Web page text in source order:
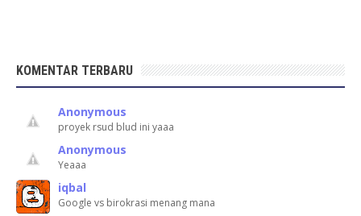
KOMENTAR TERBARU
Anonymous
proyek rsud blud ini yaaa
Anonymous
Yeaaa
iqbal
Google vs birokrasi menang mana